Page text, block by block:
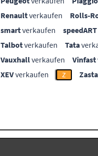
Renaultverkaufen Rolls-
smartverkaufen speedART
Talbotverkaufen Tata
Vauxhallverkaufen Vinfast
XEVverkaufen Z